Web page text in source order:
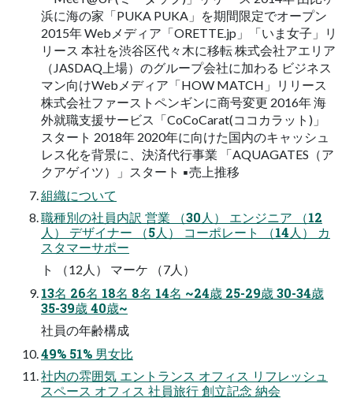
浜に海の家「PUKA PUKA」を期間限定でオープン
2015年 Webメディア「ORETTE.jp」「いま女子」リ
リース 本社を渋谷区代々木に移転 株式会社アエリア
（JASDAQ上場）のグループ会社に加わる ビジネス
マン向けWebメディア「HOW MATCH」リリース
株式会社ファーストペンギンに商号変更 2016年 海
外就職支援サービス「CoCoCarat(ココカラット)」
スタート 2018年 2020年に向けた国内のキャッシュ
レス化を背景に、決済代行事業 「AQUAGATES（ア
クアゲイツ）」スタート ▪売上推移
組織について
職種別の社員内訳 営業 （30人） エンジニア （12
人） デザイナー （5人） コーポレート （14人） カ
スタマーサポー
ト （12人） マーケ （7人）
13名 26名 18名 8名 14名 ~24歳 25-29歳 30-34歳
35-39歳 40歳~
社員の年齢構成
49% 51% 男女比
社内の雰囲気 エントランス オフィス リフレッシュ
スペース オフィス 社員旅行 創立記念 納会